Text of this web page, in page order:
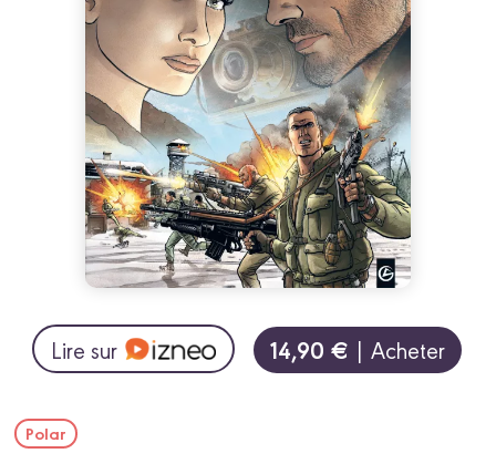
Lire sur 14,90 € | Acheter
Polar